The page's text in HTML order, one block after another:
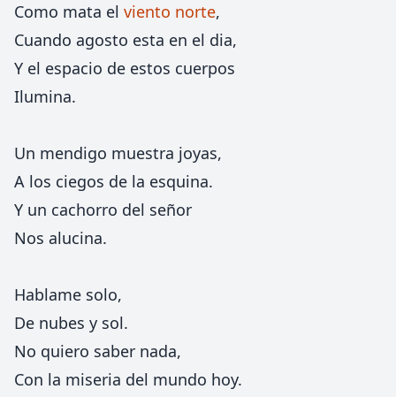
Como mata el viento norte,
Cuando agosto esta en el dia,
Y el espacio de estos cuerpos
Ilumina.
Un mendigo muestra joyas,
A los ciegos de la esquina.
Y un cachorro del señor
Nos alucina.
Hablame solo,
De nubes y sol.
No quiero saber nada,
Con la miseria del mundo hoy.